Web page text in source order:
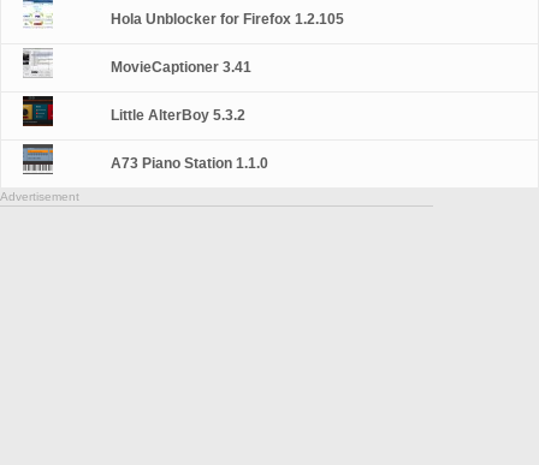
Hola Unblocker for Firefox 1.2.105
MovieCaptioner 3.41
Little AlterBoy 5.3.2
A73 Piano Station 1.1.0
Advertisement